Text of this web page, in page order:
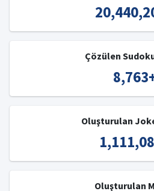
Çözülen
8,763
Oluşturulan
Oluşturulan